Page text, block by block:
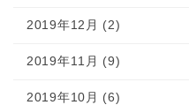
2019年12月 (2)
2019年11月 (9)
2019年10月 (6)